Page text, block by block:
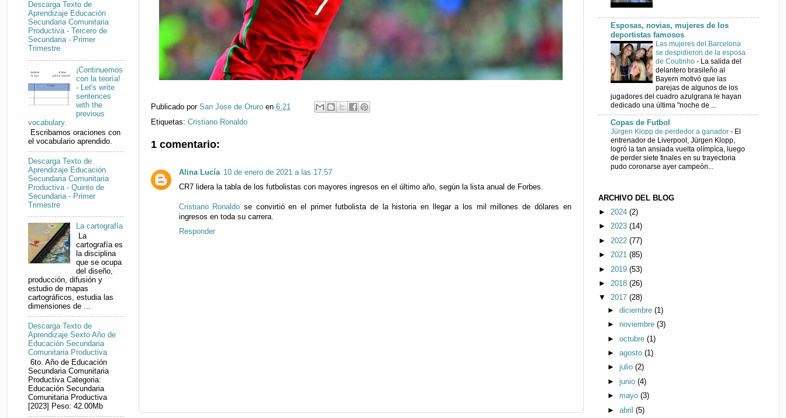
Publicado por San Jose de Oruro en 6:21
Etiquetas: Cristiano Ronaldo
1 comentario:
Alina Lucía 10 de enero de 2021 a las 17:57
CR7 lidera la tabla de los futbolistas con mayores ingresos en el último año, según la lista anual de Forbes.
Cristiano Ronaldo se convirtió en el primer futbolista de la historia en llegar a los mil millones de dólares en
ingresos en toda su carrera.
Responder
Descarga Texto de
Aprendizaje Educación
Secundaria Comunitaria
Productiva - Tercero de
Secundaria - Primer
Trimestre
¡Continuemos
con la teoría!
- Let's write
sentences
with the
previous
vocabulary.
Escribamos oraciones con
el vocabulario aprendido.
Descarga Texto de
Aprendizaje Educación
Secundaria Comunitaria
Productiva - Quinto de
Secundaria - Primer
Trimestre
La cartografía
La
cartografía es
la disciplina
que se ocupa
del diseño,
producción, difusión y
estudio de mapas
cartográficos, estudia las
dimensiones de ...
Descarga Texto de
Aprendizaje Sexto Año de
Educación Secundaria
Comunitaria Productiva
6to. Año de Educación
Secundaria Comunitaria
Productiva Categoria:
Educación Secundaria
Comunitaria Productiva
[2023] Peso: 42.00Mb
Esposas, novias, mujeres de los
deportistas famosos
Las mujeres del Barcelona
se despidieron de la esposa
de Coutinho - La salida del
delantero brasileño al
Bayern motivó que las
parejas de algunos de los
jugadores del cuadro azulgrana le hayan
dedicado una última "noche de ...
Copas de Futbol
Jürgen Klopp de perdedor a ganador - El
entrenador de Liverpool, Jürgen Klopp,
logró la tan ansiada vuelta olímpìca, luego
de perder siete finales en su trayectoria
pudo coronarse ayer campeón...
ARCHIVO DEL BLOG
► 2024 (2)
► 2023 (14)
►
2022 (77)
► 2021 (85)
►
2019 (53)
► 2018 (26)
▼ 2017 (28)
► diciembre (1)
► noviembre (3)
► octubre (1)
► agosto (1)
► julio (2)
► junio (4)
► mayo (3)
► abril (5)